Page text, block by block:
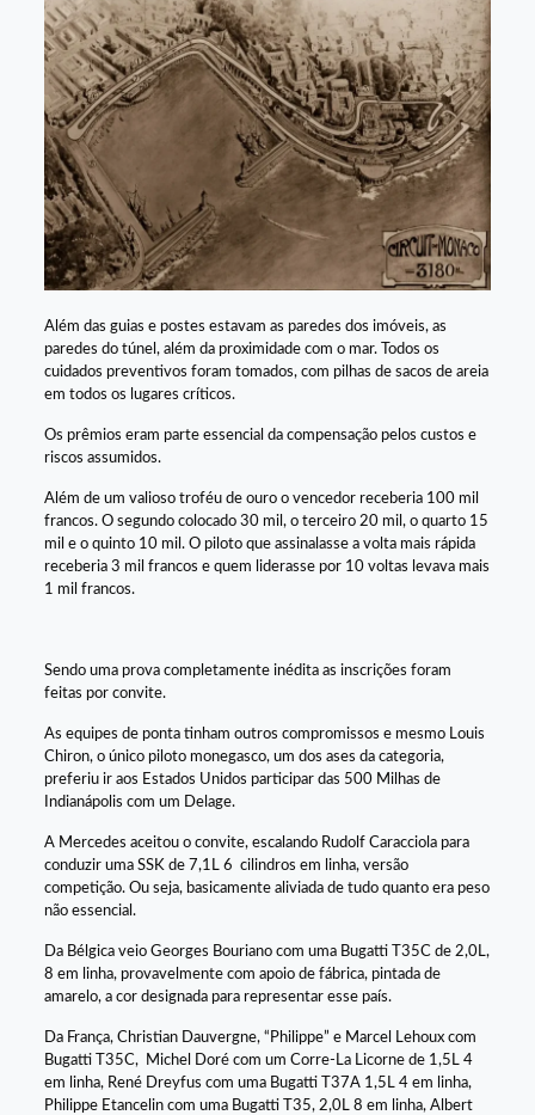
Além das guias e postes estavam as paredes dos imóveis, as
paredes do túnel, além da proximidade com o mar. Todos os
cuidados preventivos foram tomados, com pilhas de sacos de areia
em todos os lugares críticos.
Os prêmios eram parte essencial da compensação pelos custos e
riscos assumidos.
Além de um valioso troféu de ouro o vencedor receberia 100 mil
francos. O segundo colocado 30 mil, o terceiro 20 mil, o quarto 15
mil e o quinto 10 mil. O piloto que assinalasse a volta mais rápida
receberia 3 mil francos e quem liderasse por 10 voltas levava mais
1 mil francos.
Sendo uma prova completamente inédita as inscrições foram
feitas por convite.
As equipes de ponta tinham outros compromissos e mesmo Louis
Chiron, o único piloto monegasco, um dos ases da categoria,
preferiu ir aos Estados Unidos participar das 500 Milhas de
Indianápolis com um Delage.
A Mercedes aceitou o convite, escalando Rudolf Caracciola para
conduzir uma SSK de 7,1L 6 cilindros em linha, versão
competição. Ou seja, basicamente aliviada de tudo quanto era peso
não essencial.
Da Bélgica veio Georges Bouriano com uma Bugatti T35C de 2,0L,
8 em linha, provavelmente com apoio de fábrica, pintada de
amarelo, a cor designada para representar esse país.
Da França, Christian Dauvergne, “Philippe” e Marcel Lehoux com
Bugatti T35C, Michel Doré com um Corre-La Licorne de 1,5L 4
em linha, René Dreyfus com uma Bugatti T37A 1,5L 4 em linha,
Philippe Etancelin com uma Bugatti T35, 2,0L 8 em linha, Albert